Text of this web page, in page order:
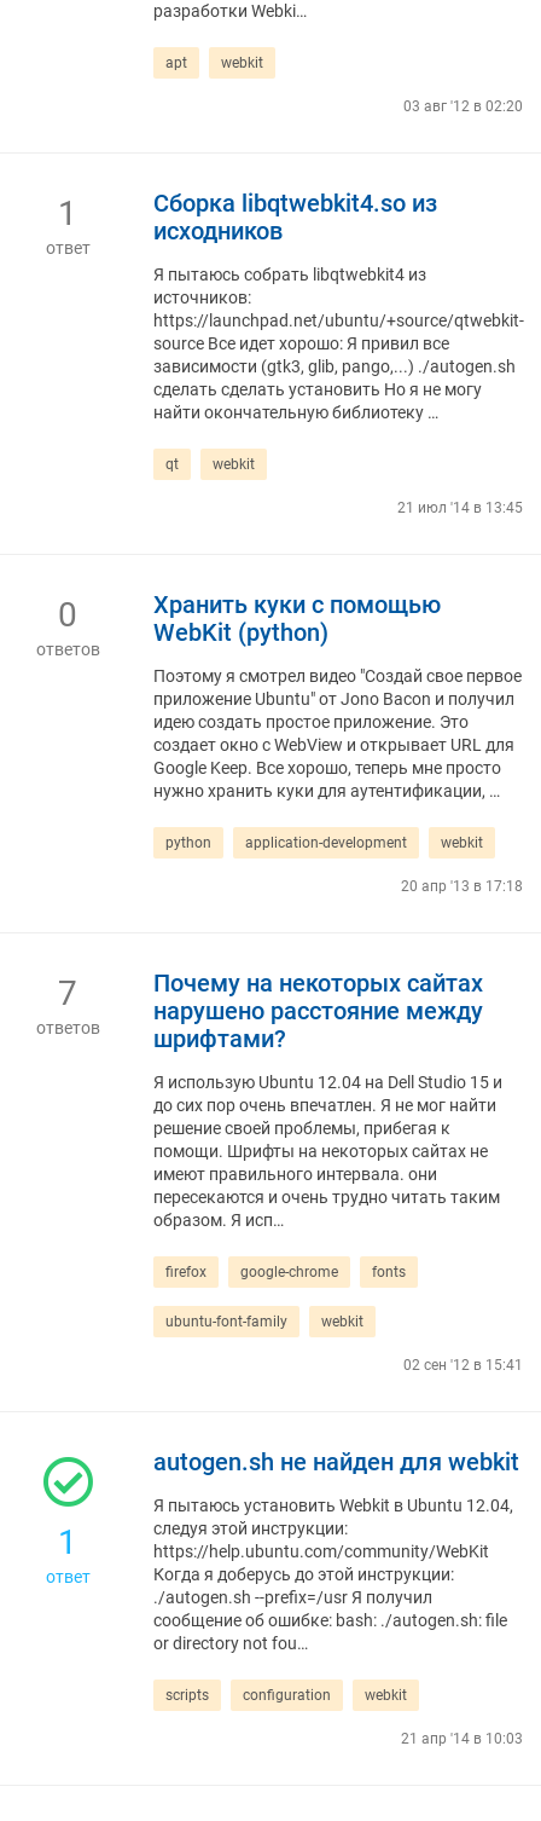
разработки Webki…
apt webkit
03 авг '12 в 02:20
1
ответ
Сборка libqtwebkit4.so из
исходников
Я пытаюсь собрать libqtwebkit4 из
источников:
https://launchpad.net/ubuntu/+source/qtwebkit-
source Все идет хорошо: Я привил все
зависимости (gtk3, glib, pango,...) ./autogen.sh
сделать сделать установить Но я не могу
найти окончательную библиотеку …
qt webkit
21 июл '14 в 13:45
0
ответов
Хранить куки с помощью
WebKit (python)
Поэтому я смотрел видео "Создай свое первое
приложение Ubuntu" от Jono Bacon и получил
идею создать простое приложение. Это
создает окно с WebView и открывает URL для
Google Keep. Все хорошо, теперь мне просто
нужно хранить куки для аутентификации, …
python application-development webkit
20 апр '13 в 17:18
7
ответов
Почему на некоторых сайтах
нарушено расстояние между
шрифтами?
Я использую Ubuntu 12.04 на Dell Studio 15 и
до сих пор очень впечатлен. Я не мог найти
решение своей проблемы, прибегая к
помощи. Шрифты на некоторых сайтах не
имеют правильного интервала. они
пересекаются и очень трудно читать таким
образом. Я исп…
firefox google-chrome fonts
ubuntu-font-family webkit
02 сен '12 в 15:41
1
ответ
autogen.sh не найден для webkit
Я пытаюсь установить Webkit в Ubuntu 12.04,
следуя этой инструкции:
https://help.ubuntu.com/community/WebKit
Когда я доберусь до этой инструкции:
./autogen.sh --prefix=/usr Я получил
сообщение об ошибке: bash: ./autogen.sh: file
or directory not fou…
scripts configuration webkit
21 апр '14 в 10:03